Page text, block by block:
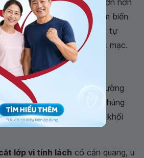
cũng như xuất hiện thêm biến
- mặc dù rất hiếm - là vỡ tự
xuất huyết rộng trong phúc mạc.
lá lách (lymphangioma) thường
ở trẻ em và thanh niên. Chúng
lách và có thể là một khối
lớp vi tính lách có cản quang, u